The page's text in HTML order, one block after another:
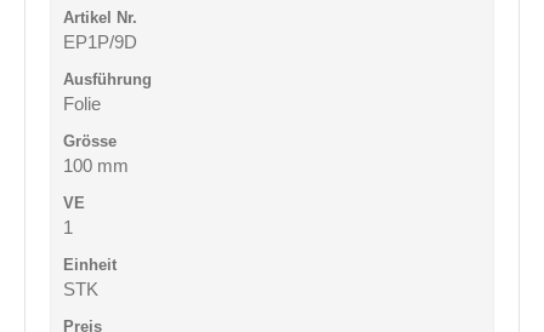
EP1P/9D
Folie
100 mm
1
STK